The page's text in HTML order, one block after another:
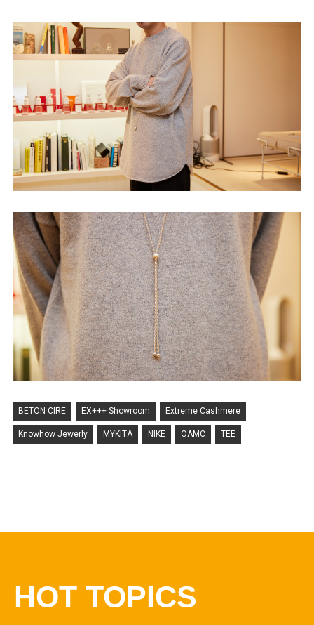
BETON CIRE EX+++ Showroom Extreme Cashmere
Knowhow Jewerly MYKITA NIKE OAMC TEE
HOT TOPICS